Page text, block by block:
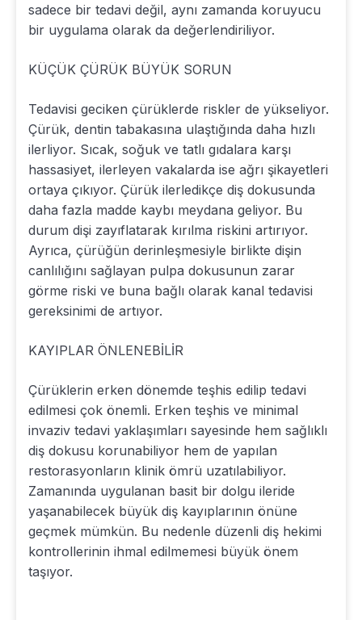
sadece bir tedavi değil, aynı zamanda koruyucu
bir uygulama olarak da değerlendiriliyor.
KÜÇÜK ÇÜRÜK BÜYÜK SORUN
Tedavisi geciken çürüklerde riskler de yükseliyor.
Çürük, dentin tabakasına ulaştığında daha hızlı
ilerliyor. Sıcak, soğuk ve tatlı gıdalara karşı
hassasiyet, ilerleyen vakalarda ise ağrı şikayetleri
ortaya çıkıyor. Çürük ilerledikçe diş dokusunda
daha fazla madde kaybı meydana geliyor. Bu
durum dişi zayıflatarak kırılma riskini artırıyor.
Ayrıca, çürüğün derinleşmesiyle birlikte dişin
canlılığını sağlayan pulpa dokusunun zarar
görme riski ve buna bağlı olarak kanal tedavisi
gereksinimi de artıyor.
KAYIPLAR ÖNLENEBİLİR
Çürüklerin erken dönemde teşhis edilip tedavi
edilmesi çok önemli. Erken teşhis ve minimal
invaziv tedavi yaklaşımları sayesinde hem sağlıklı
diş dokusu korunabiliyor hem de yapılan
restorasyonların klinik ömrü uzatılabiliyor.
Zamanında uygulanan basit bir dolgu ileride
yaşanabilecek büyük diş kayıplarının önüne
geçmek mümkün. Bu nedenle düzenli diş hekimi
kontrollerinin ihmal edilmemesi büyük önem
taşıyor.